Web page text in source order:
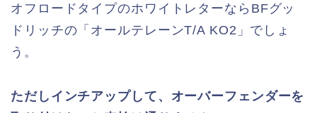
オフロードタイプのホワイトレターならBFグッ
ドリッチの「オールテレーンT/A KO2」でしょ
う。
ただしインチアップして、オーバーフェンダーを